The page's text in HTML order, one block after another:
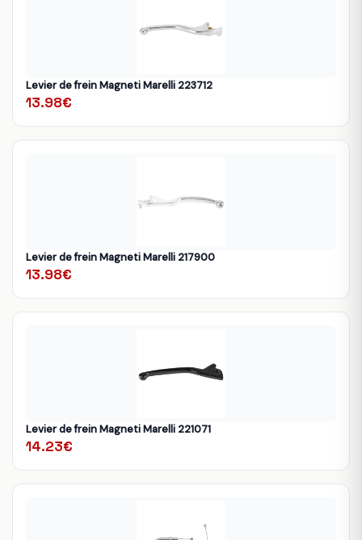
Levier de frein Magneti Marelli 223712
13.98€
Levier de frein Magneti Marelli 217900
13.98€
Levier de frein Magneti Marelli 221071
14.23€